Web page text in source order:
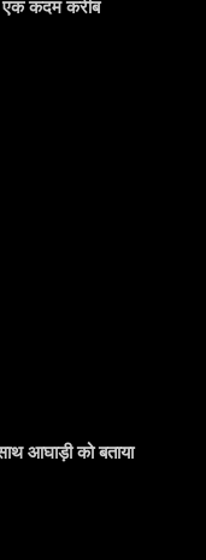
एक कदम करीब
आघाड़ी को बताया